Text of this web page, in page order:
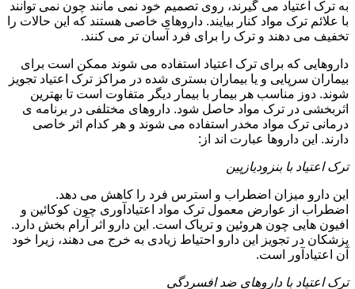
به ترک اعتیاد می گیرند، روی تصمیم خود نمی مانند چون نمی توانند
با علائم ترک مواد کنار بیایند. داروهای خاصی هستند که این حالات را
تخفیف می دهند و ترک را برای فرد آسان تر می کنند.
داروهایی که برای ترک اعتیاد استفاده می شوند ممکن است برای
بیماران سرپایی و یا بیماران بستری شده در مراکز ترک اعتیاد تجویز
شوند. دوز مناسب هر بیمار با بیمار دیگر متفاوت است تا بهترین
اثربخشی در ترک مواد حاصل شود. داروهای مختلفی در برنامه ی
درمانی ترک مواد مخدر استفاده می شوند و هر کدام اثر خاصی
دارند. این داروها عبارت اند از:
ترک اعتیاد با بنزودیازپین
این دارو میزان اضطراب و استرس فرد را کاهش می دهد.
اضطراب از عوارض معمول ترک مواد اعتیادآوری چون کوکائین و
افیون هایی چون هروئین و تریاک است. این دارو اثر آرام بخش دارد.
پزشکان در تجویز این دارو احتیاط زیادی به خرج می دهند، زیرا خود
آن اعتیادآور است.
ترک اعتیاد با داروهای ضد افسردگی